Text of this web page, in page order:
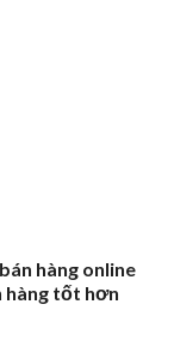
hàng online
hàng tốt hơn